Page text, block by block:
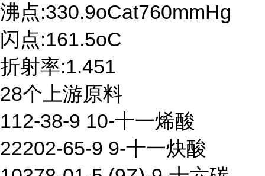
沸点:330.9oCat760mmHg
闪点:161.5oC
折射率:1.451
28个上游原料
112-38-9 10-十一烯酸
22202-65-9 9-十一炔酸